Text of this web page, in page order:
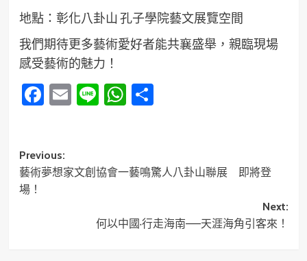
地點：彰化八卦山 孔子學院藝文展覽空間
我們期待更多藝術愛好者能共襄盛舉，親臨現場
感受藝術的魅力！
Facebook
Email
LineWhatsApp
分
Post
navigation
Previous:
藝術夢想家文創協會一藝鳴驚人八卦山聯展 即將登
場！
Next:
何以中國·行走海南——天涯海角引客來！